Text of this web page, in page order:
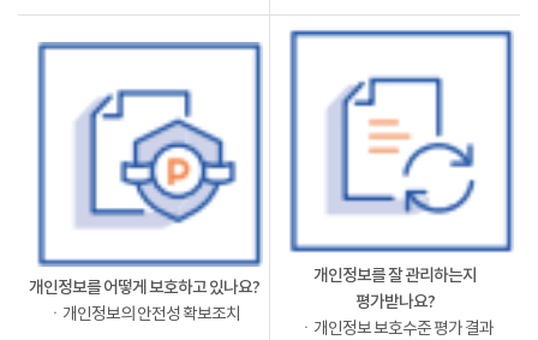
개인정보를 어떻게 보호하고 있나요?
ㆍ개인정보의 안전성 확보조치
개인정보를 잘 관리하는지
평가받나요?
ㆍ개인정보 보호수준 평가 결과